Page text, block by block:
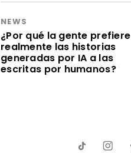
NEWS
¿Por qué la gente prefiere
realmente las historias
generadas por IA a las
escritas por humanos?